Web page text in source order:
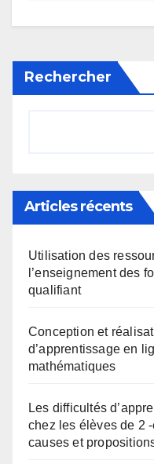
Rechercher
Articles récents
Utilisation des
l’enseignement des
qualifiant
Conception et
d’apprentissage en
mathématiques
Les difficultés
chez les élèves de 2
causes et